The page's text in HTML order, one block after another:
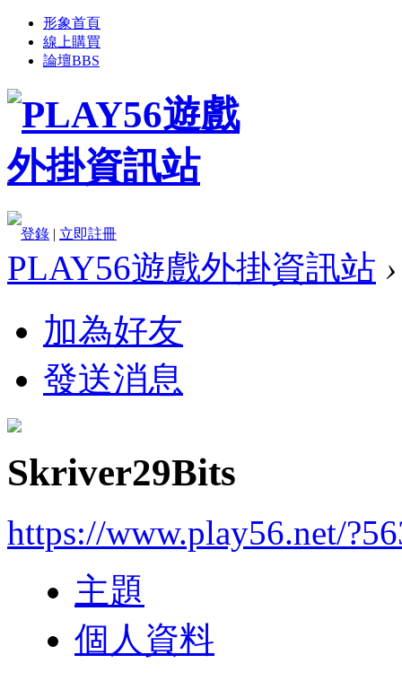
形象首頁
線上購買
論壇BBS
登錄 | 立即註冊
PLAY56遊戲外掛資訊站 ›
加為好友
發送消息
Skriver29Bits
https://www.play56.net/
主題
個人資料